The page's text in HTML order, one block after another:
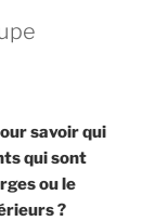
savoir qui
qui sont
ou le
?